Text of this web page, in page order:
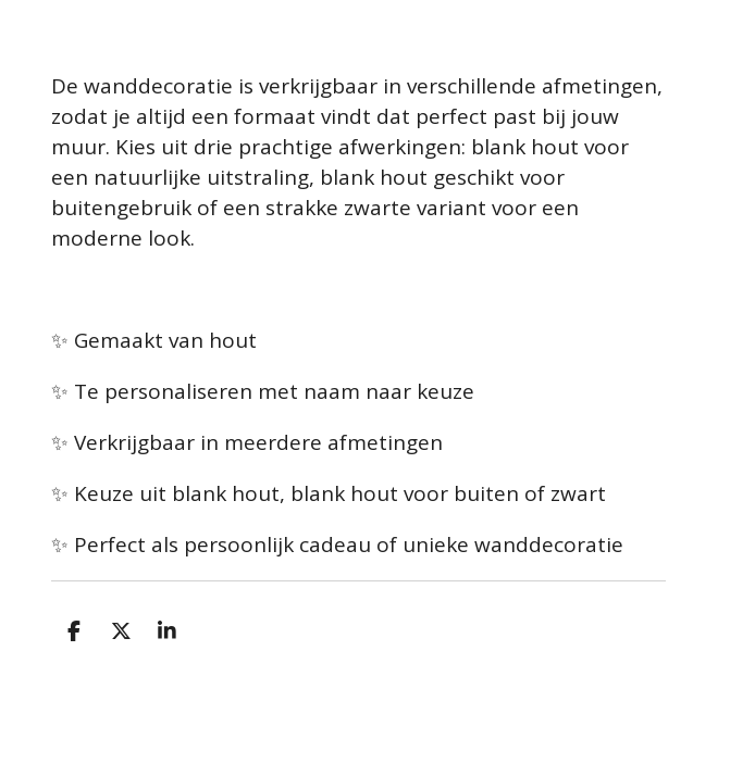
De wanddecoratie is verkrijgbaar in verschillende afmetingen,
zodat je altijd een formaat vindt dat perfect past bij jouw
muur. Kies uit drie prachtige afwerkingen: blank hout voor
een natuurlijke uitstraling, blank hout geschikt voor
buitengebruik of een strakke zwarte variant voor een
moderne look.
✨ Gemaakt van hout
✨ Te personaliseren met naam naar keuze
✨ Verkrijgbaar in meerdere afmetingen
✨ Keuze uit blank hout, blank hout voor buiten of zwart
✨ Perfect als persoonlijk cadeau of unieke wanddecoratie
D
D
S